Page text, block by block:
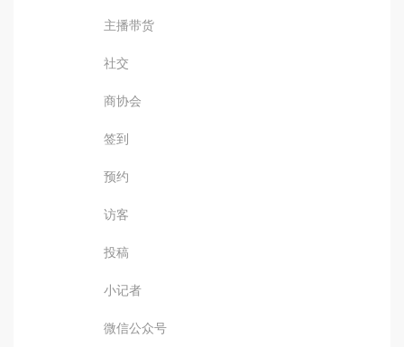
主播带货
社交
商协会
签到
预约
访客
投稿
小记者
微信公众号